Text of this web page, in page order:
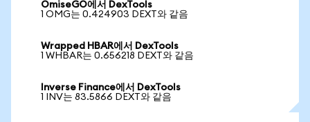
OmiseGO에서 DexTools
1 OMG는 0.424903 DEXT와 같음
Wrapped HBAR에서 DexTools
1 WHBAR는 0.656218 DEXT와 같음
Inverse Finance에서 DexTools
1 INV는 83.5866 DEXT와 같음